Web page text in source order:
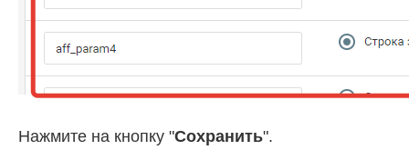
Нажмите на кнопку "Сохранить".